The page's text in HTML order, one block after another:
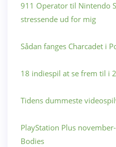
911 Operator til Nintendo
stressende ud for mig
Sådan fanges Charcadet i
18 indiespil at se frem til i
Tidens dummeste
PlayStation Plus
Bodies